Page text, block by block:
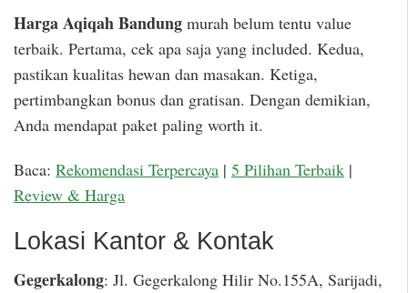
Harga Aqiqah Bandung murah belum tentu value
terbaik. Pertama, cek apa saja yang included. Kedua,
pastikan kualitas hewan dan masakan. Ketiga,
pertimbangkan bonus dan gratisan. Dengan demikian,
Anda mendapat paket paling worth it.
Baca: Rekomendasi Terpercaya | 5 Pilihan Terbaik |
Review & Harga
Lokasi Kantor & Kontak
Gegerkalong: Jl. Gegerkalong Hilir No.155A, Sarijadi,